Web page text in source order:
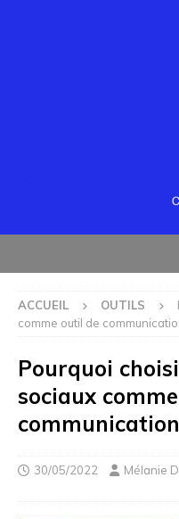
ACCUEIL OUTILS
comme outil de
Pourquoi
sociaux
30/05/2022 Mélanie